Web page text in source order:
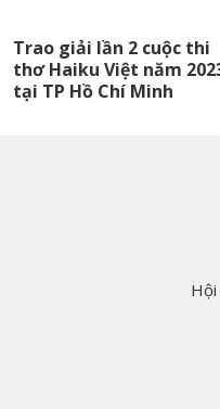
Trao giải lần 2 cuộc thi
thơ Haiku Việt năm
tại TP Hồ Chí Minh